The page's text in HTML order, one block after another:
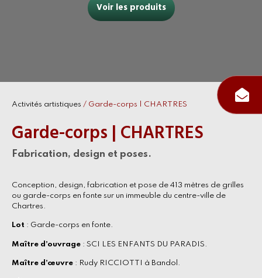
Voir les produits
Activités artistiques / Garde-corps | CHARTRES
Garde-corps | CHARTRES
Fabrication, design et poses.
Conception, design, fabrication et pose de 413 mètres de grilles
ou garde-corps en fonte sur un immeuble du centre-ville de
Chartres.
Lot : Garde-corps en fonte.
Maître d’ouvrage : SCI LES ENFANTS DU PARADIS.
Maître d’œuvre : Rudy RICCIOTTI à Bandol.